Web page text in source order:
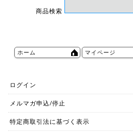
商品検索
ホーム マイページ
ログイン
メルマガ申込/停止
特定商取引法に基づく表示